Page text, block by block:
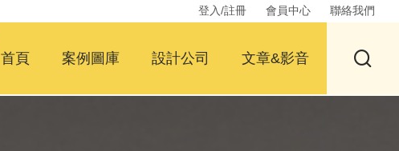
登入/註冊 會員中心 聯絡我們
首頁 案例圖庫 設計公司 文章&影音